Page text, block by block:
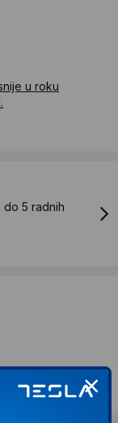
u roku
5 radnih
S